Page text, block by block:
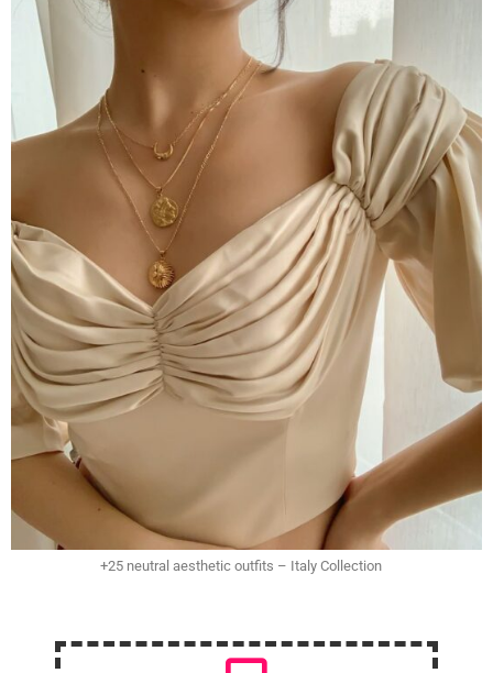
+25 neutral aesthetic outfits – Italy Collection